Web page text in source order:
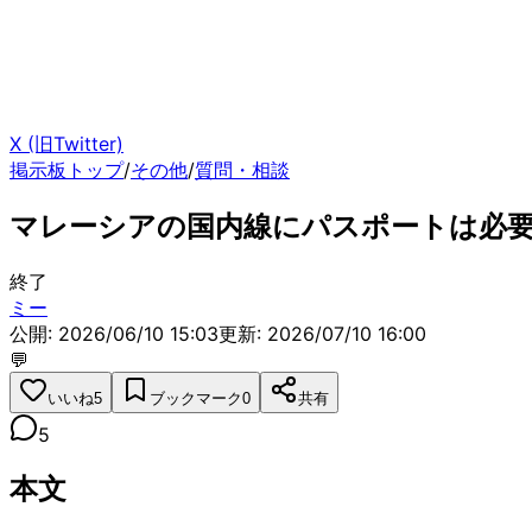
X (旧Twitter)
掲示板トップ/その他/質問・相談
マレーシアの国内線にパスポートは必
終了
ミー
公開: 2026/06/10 15:03更新: 2026/07/10 16:00
💬
いいね5 ブックマーク0 共有
5
本文